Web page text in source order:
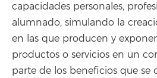
capacidades personales,
alumnado, simulando la
en las que producen y
productos o servicios en un
parte de los beneficios que se